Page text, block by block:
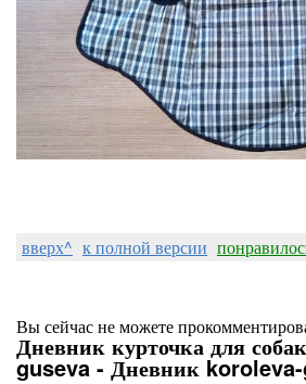
вверх^ к полной версии
Вы сейчас не можете
Дневник курточка для
guseva - Дневник